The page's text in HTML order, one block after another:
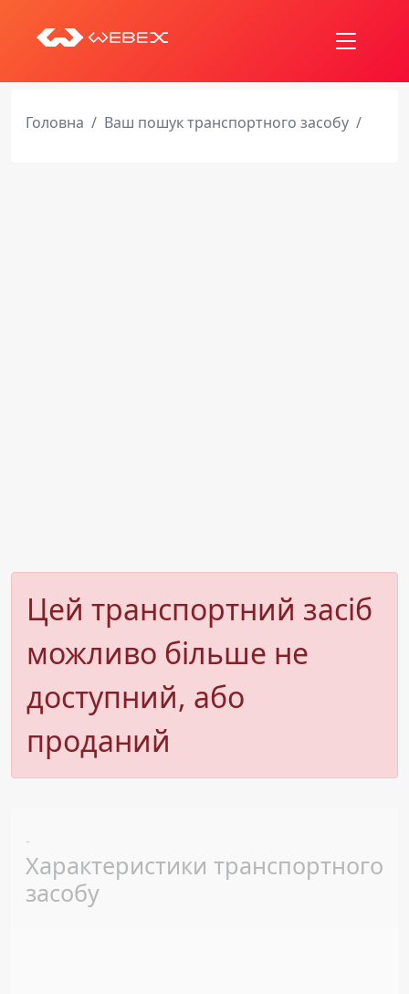
Головна Ваш пошук транспортного засобу
Цей транспортний засіб
можливо більше не
доступний, або
проданий
-
Характеристики транспортного
засобу